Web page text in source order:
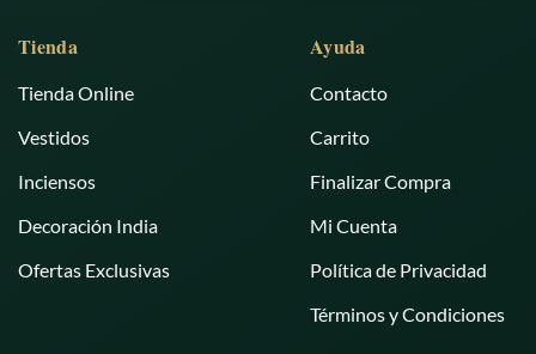
Tienda
Tienda Online
Vestidos
Inciensos
Decoración India
Ofertas Exclusivas
Ayuda
Contacto
Carrito
Finalizar Compra
Mi Cuenta
Política de Privacidad
Términos y Condiciones